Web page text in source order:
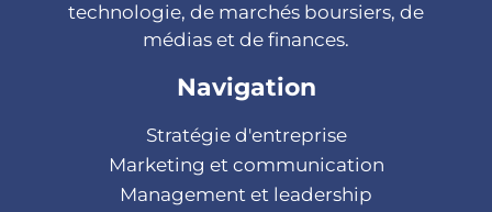
technologie, de marchés boursiers, de
médias et de finances.
Navigation
Stratégie d'entreprise
Marketing et communication
Management et leadership